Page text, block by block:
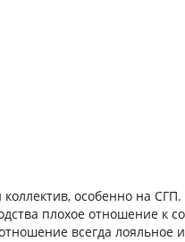
особенно на СГП.
плохое отношение к
всегда